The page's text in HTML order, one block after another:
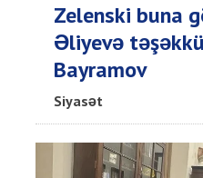
Zelenski buna
Əliyevə
Bayramov
Siyasət